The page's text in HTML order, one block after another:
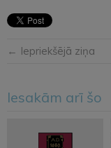
← Iepriekšējā ziņa
Iesakām arī šo